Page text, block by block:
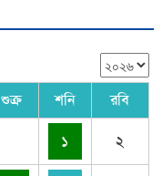
শুক্র শনি রবি
১ ২